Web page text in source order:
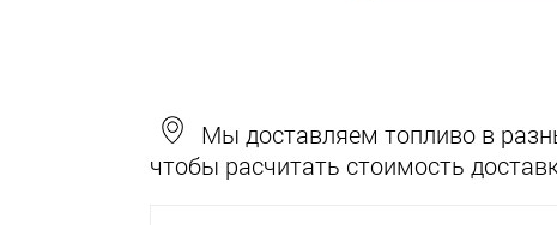
Мы доставляем топливо в
чтобы расчитать стоимость